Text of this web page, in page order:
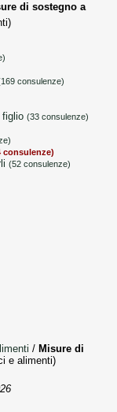
di sostegno a
consulenze)
figlio (33 consulenze)
consulenze)
(52 consulenze)
/ Misure di
e alimenti)